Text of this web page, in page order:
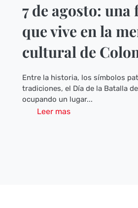
7 de agosto: una
que vive en la
cultural de
Entre la historia, los símbolos
tradiciones, el Día de la Batalla
ocupando un lugar...
Leer mas